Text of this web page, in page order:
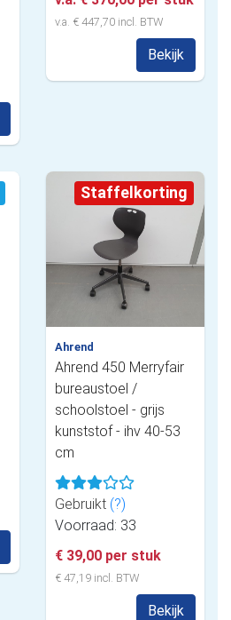
v.a. € 447,70 incl. BTW
Bekijk
Staffelkorting
Ahrend
Ahrend 450 Merryfair
bureaustoel /
schoolstoel - grijs
kunststof - ihv 40-53
cm
Gebruikt (?)
Voorraad: 33
€ 39,00 per stuk
€ 47,19 incl. BTW
Bekijk